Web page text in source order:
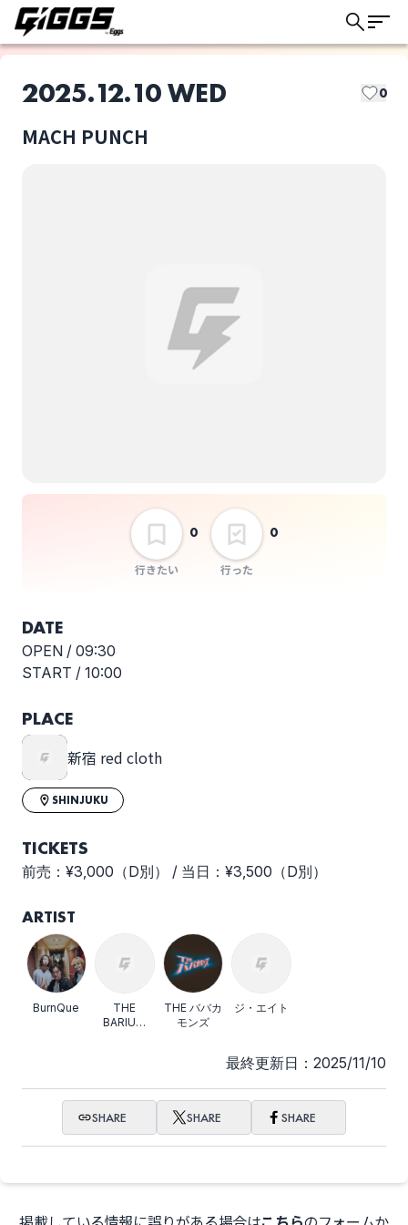
2025.12.10 WED 0
MACH PUNCH
行きたい
0
行った
0
THE ババカモンズ
DATE
OPEN / 09:30
START / 10:00
PLACE
新宿 red cloth
SHINJUKU
TICKETS
前売：¥3,000（D別） / 当日：¥3,500（D別）
ARTIST
BurnQue
THE
BARIUM
THE ババカ
モンズ
ジ・エイト
最終更新日：2025/11/10
SHARE SHARE SHARE
このライブの取り置きは終了しました